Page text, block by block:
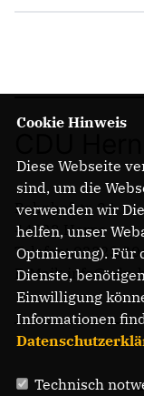
Bahnhofstr. 84
44623 Herne
Telefon: 02323
E-Mail: info@cdu-
Cookie Hinweis
Diese Webseite
sind, um die
verwenden wir
helfen, unser
Optmierung). Für
Dienste,
Einwilligung
Informationen
Technisch